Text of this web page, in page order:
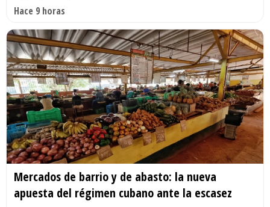
Hace 9 horas
Mercados de barrio y de abasto: la nueva
apuesta del régimen cubano ante la escasez